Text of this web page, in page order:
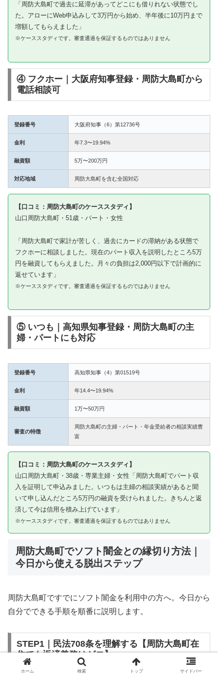
「周防大島町で過去に延滞があってどこにも借りれない状態でし
た。アローにWeb申込みして3万円から始め、半年後に10万円まで
増額してもらえました」
※ケーススタディです。審査通過を保証するものではありません
④ フクホー｜大阪府知事登録・周防大島町から
電話相談可
登録番号 大阪府知事（6）第12736号
金利 年7.3〜19.94%
融資額 5万〜200万円
対応地域 周防大島町を含む全国対応
【口コミ：周防大島町のケーススタディ】
山口周防大島町・51歳・パート・女性
「周防大島町で家計が苦しく、過去にカードの滞納がある状態で
フクホーに相談しました。現在のパート収入を説明したところ5万
円を融資してもらえました。月々の負担は2,000円以下で計画的に
返せています」
※ケーススタディです。審査通過を保証するものではありません
⑤ いつも｜高知県知事登録・周防大島町の主
婦・パートにも対応
登録番号 高知県知事（4）第01519号
金利 年14.4〜19.94%
融資額 1万〜50万円
審査の特徴
周防大島町の主婦・パート・年金受給者の相談実績豊
富
【口コミ：周防大島町のケーススタディ】
山口周防大島町・38歳・専業主婦・女性「周防大島町でパート収
入を証明して申込みました。いつもは主婦の相談実績があると聞
いて申し込んだところ5万円の融資を受けられました。きちんと返
済して今は信用を積み上げています」
※ケーススタディです。審査通過を保証するものではありません
周防大島町でソフト闇金との縁切り方法｜
今日から使える脱出ステップ
周防大島町ですでにソフト闇金を利用中の方へ。今日から
自分でできる手順を順番に説明します。
STEP1｜民法708条を理解する【周防大島町在
住でも返済義務はゼロ】
ホーム 検索 トップ サイドバー